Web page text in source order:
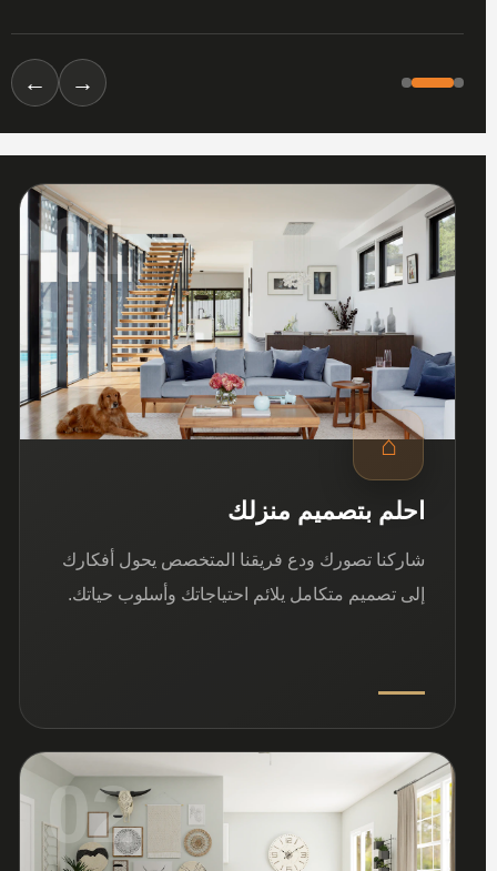
→
←
01
⌂
احلم بتصميم منزلك
شاركنا تصورك ودع فريقنا المتخصص يحول أفكارك
إلى تصميم متكامل يلائم احتياجاتك وأسلوب حياتك.
02